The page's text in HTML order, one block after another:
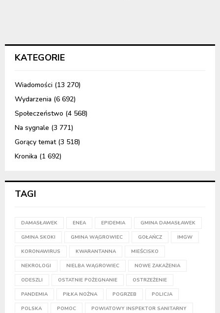
KATEGORIE
Wiadomości (13 270)
Wydarzenia (6 692)
Społeczeństwo (4 568)
Na sygnale (3 771)
Gorący temat(3 518)
Kronika (1 692)
TAGI
DAMASŁAWEK ENEA EPIDEMIA GMINA DAMASŁAWEK
GMINA SKOKI GMINA WĄGROWIEC GOŁAŃCZ IMGW
KORONAWIRUS KWARANTANNA MIEŚCISKO
NEKROLOGI NIELBA WĄGROWIEC NOWE ZAKAŻENIA
ODESZLI OSTATNIE POŻEGNANIE OSTRZEŻENIE
PANDEMIA PIŁKA NOŻNA POGRZEB POLICJA
POLSKA POMOC POWIATOWY INSPEKTOR SANITARNY